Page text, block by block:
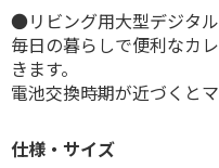
●リビング用大型デジタ
毎日の暮らしで便利なカ
きます。
電池交換時期が近づくと
仕様・サイズ